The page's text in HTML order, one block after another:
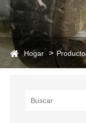
Hogar